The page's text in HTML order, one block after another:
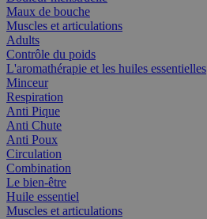
Maux de bouche
Muscles et articulations
Adults
Contrôle du poids
L'aromathérapie et les huiles essentielles
Minceur
Respiration
Anti Pique
Anti Chute
Anti Poux
Circulation
Combination
Le bien-être
Huile essentiel
Muscles et articulations